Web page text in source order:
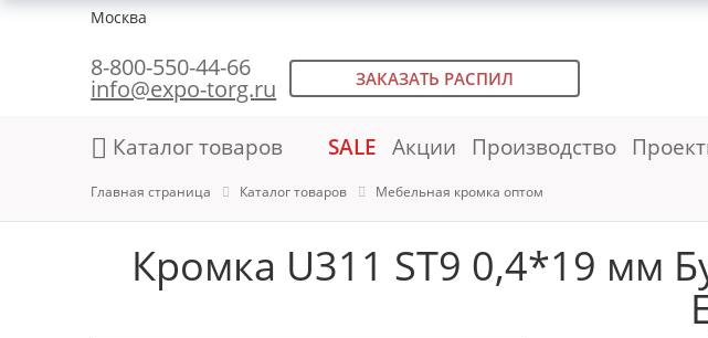
Москва
8-800-550-44-66
info@expo-torg.ru ЗАКАЗАТЬ РАСПИЛ
Каталог товаров SALE Акции Производство
Главная страница Каталог товаров Мебельная кромка оптом
Кромка U311 ST9 0,4*19 мм